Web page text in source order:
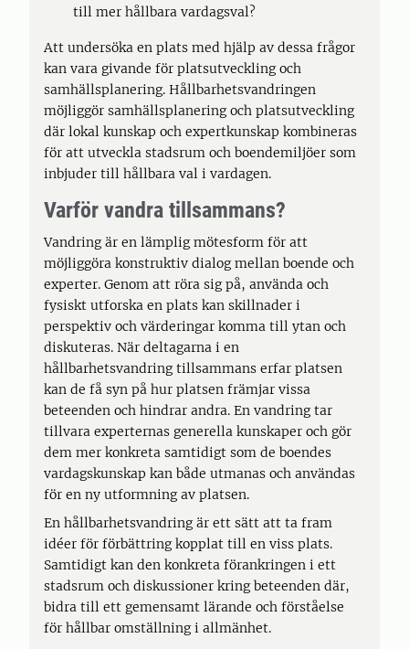
till mer hållbara vardagsval?
Att undersöka en plats med hjälp av dessa frågor
kan vara givande för platsutveckling och
samhällsplanering. Hållbarhetsvandringen
möjliggör samhällsplanering och platsutveckling
där lokal kunskap och expertkunskap kombineras
för att utveckla stadsrum och boendemiljöer som
inbjuder till hållbara val i vardagen.
Varför vandra tillsammans?
Vandring är en lämplig mötesform för att
möjliggöra konstruktiv dialog mellan boende och
experter. Genom att röra sig på, använda och
fysiskt utforska en plats kan skillnader i
perspektiv och värderingar komma till ytan och
diskuteras. När deltagarna i en
hållbarhetsvandring tillsammans erfar platsen
kan de få syn på hur platsen främjar vissa
beteenden och hindrar andra. En vandring tar
tillvara experternas generella kunskaper och gör
dem mer konkreta samtidigt som de boendes
vardagskunskap kan både utmanas och användas
för en ny utformning av platsen.
En hållbarhetsvandring är ett sätt att ta fram
idéer för förbättring kopplat till en viss plats.
Samtidigt kan den konkreta förankringen i ett
stadsrum och diskussioner kring beteenden där,
bidra till ett gemensamt lärande och förståelse
för hållbar omställning i allmänhet.